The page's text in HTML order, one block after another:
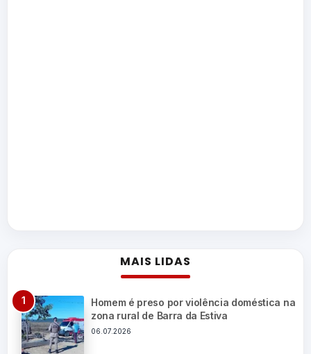
MAIS LIDAS
Homem é preso por violência doméstica na
zona rural de Barra da Estiva
06.07.2026